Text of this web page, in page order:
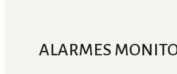
ALARMES